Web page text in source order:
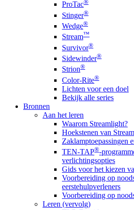
ProTac®
Stinger®
Wedge®
Stream™
Survivor®
Sidewinder®
Strion®
Color-Rite®
Lichten voor een doel
Bekijk alle series
Bronnen
Aan het leren
Waarom Streamlight?
Hoekstenen van
Zaklamptoepassingen
TEN-TAP®-
verlichtingsopties
Gids voor het kiezen
Voorbereiding op
eerstehulpverleners
Voorbereiding op
Leren (vervolg)